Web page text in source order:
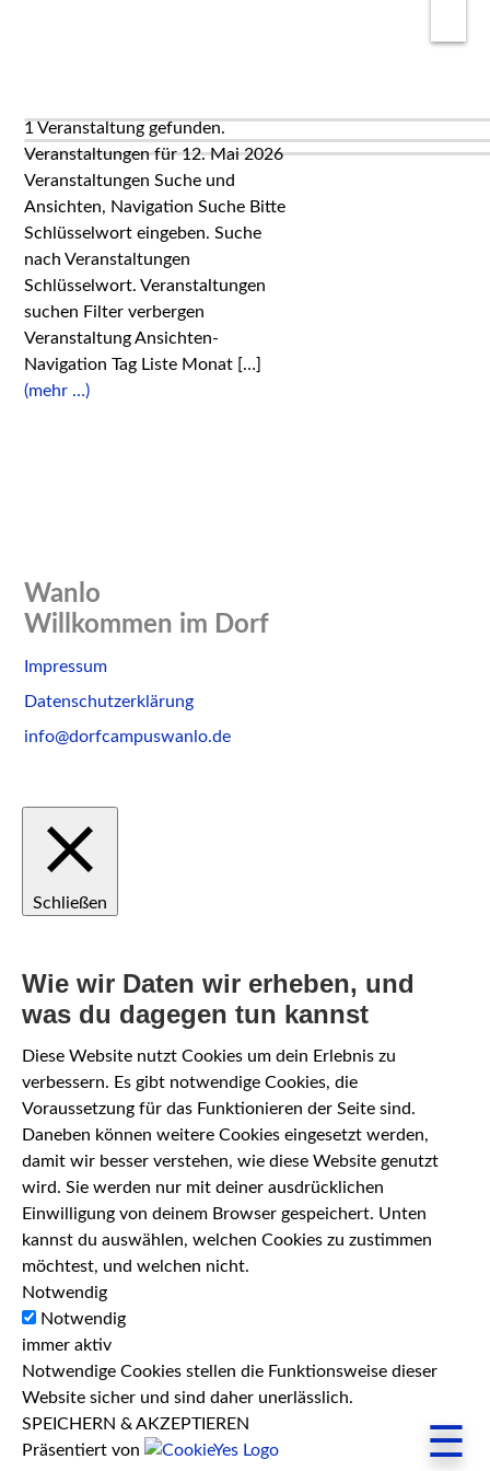
☰
1 Veranstaltung gefunden.
Veranstaltungen für 12. Mai 2026
Veranstaltungen Suche und
Ansichten, Navigation Suche Bitte
Schlüsselwort eingeben. Suche
nach Veranstaltungen
Schlüsselwort. Veranstaltungen
suchen Filter verbergen
Veranstaltung Ansichten-
Navigation Tag Liste Monat […]
(mehr …)
Wanlo
Willkommen im Dorf
Skip
to
Impressum
Datenschutzerklärung
info@dorfcampuswanlo.de
Schließen
Wie wir Daten wir erheben, und
was du dagegen tun kannst
Diese Website nutzt Cookies um dein Erlebnis zu
verbessern. Es gibt notwendige Cookies, die
Voraussetzung für das Funktionieren der Seite sind.
Daneben können weitere Cookies eingesetzt werden,
damit wir besser verstehen, wie diese Website genutzt
wird. Sie werden nur mit deiner ausdrücklichen
Einwilligung von deinem Browser gespeichert. Unten
kannst du auswählen, welchen Cookies zu zustimmen
möchtest, und welchen nicht.
Notwendig
Notwendig
immer aktiv
Notwendige Cookies stellen die Funktionsweise dieser
Website sicher und sind daher unerlässlich.
SPEICHERN & AKZEPTIEREN
Präsentiert von